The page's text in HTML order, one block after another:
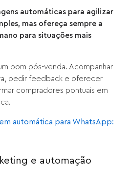
automáticas para agilizar
mas ofereça sempre a
para situações mais
bom pós-venda. Acompanhar
pedir feedback e oferecer
compradores pontuais em
automática para WhatsApp:
e automação